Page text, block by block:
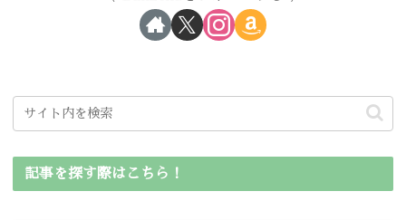
記事を探す際はこちら！